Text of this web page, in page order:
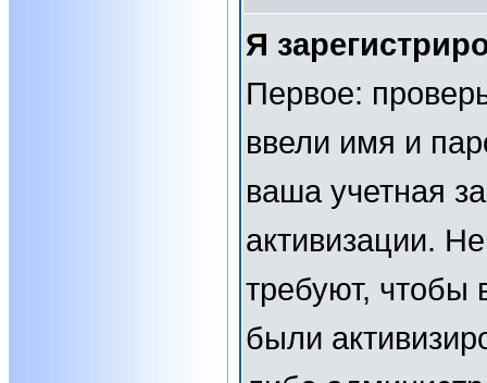
Я
Первое:
ввели имя и
ваша учетная
активизации.
требуют, чтобы
были